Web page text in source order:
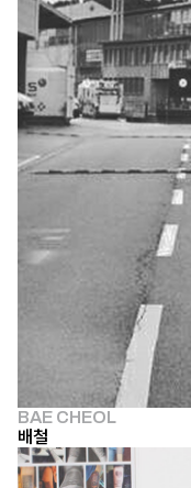
BAE CHEOL
배철